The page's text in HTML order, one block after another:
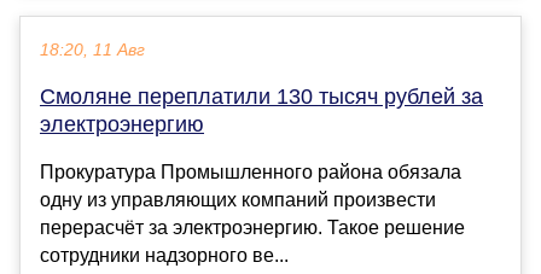
18:20, 11 Авг
Смоляне переплатили 130 тысяч рублей за
электроэнергию
Прокуратура Промышленного района обязала
одну из управляющих компаний произвести
перерасчёт за электроэнергию. Такое решение
сотрудники надзорного ве...